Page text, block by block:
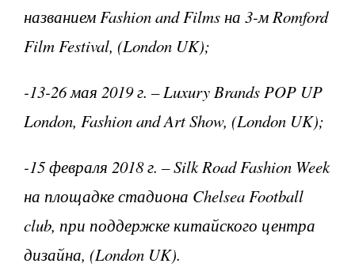
названием Fashion and Films на 3-м Romford
Film Festival, (London UK);
-13-26 мая 2019 г. – Luxury Brands POP UP
London, Fashion and Art Show, (London UK);
-15 февраля 2018 г. – Silk Road Fashion Week
на площадке стадиона Chelsea Football
club, при поддержке китайского центра
дизайна, (London UK).